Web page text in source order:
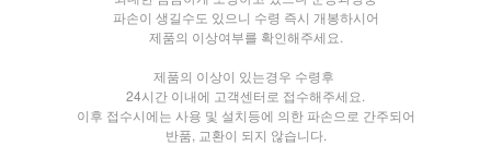
파손이 생길수도 있으니 수령 즉시 개봉하시어
제품의 이상여부를 확인해주세요.
제품의 이상이 있는경우 수령후
24시간 이내에 고객센터로 접수해주세요.
이후 접수시에는 사용 및 설치등에 의한 파손으로 간주되어
반품, 교환이 되지 않습니다.